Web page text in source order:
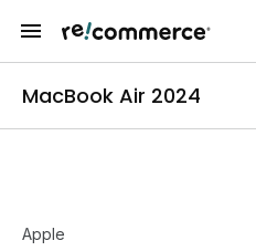
MacBook Air 2024
Apple